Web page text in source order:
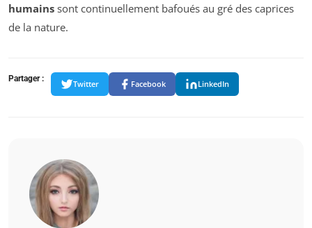
humains sont continuellement bafoués au gré des caprices
de la nature.
Partager :
Twitter Facebook LinkedIn